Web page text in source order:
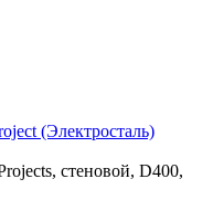
(Электросталь)
стеновой, D400,